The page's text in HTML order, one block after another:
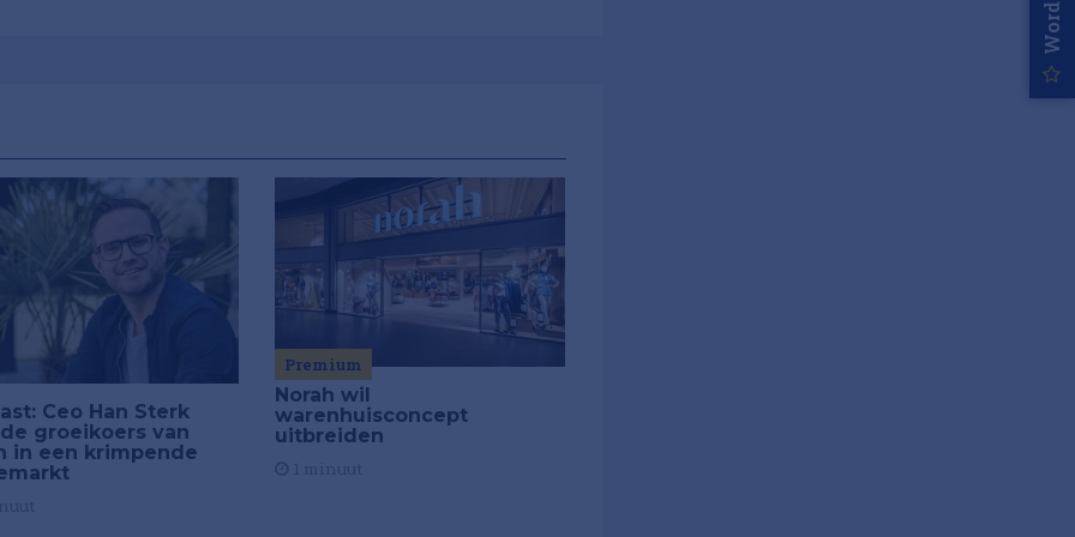
Ceo Han Sterk
groeikoers van
in een krimpende
Premium
Norah wil
warenhuisconcept
uitbreiden